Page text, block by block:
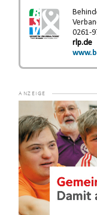
0261-
rlp.de
Player